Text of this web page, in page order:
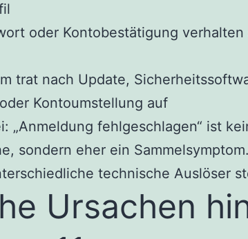
oder Kontobestätigung verhalten
trat nach Update,
Kontoumstellung auf
„Anmeldung fehlgeschlagen“ ist
sondern eher ein
technische Auslöser
Ursachen